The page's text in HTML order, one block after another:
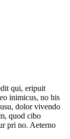
qui, eripuit
inimicus, no his
dolor vivendo
quod cibo
pri no. Aeterno